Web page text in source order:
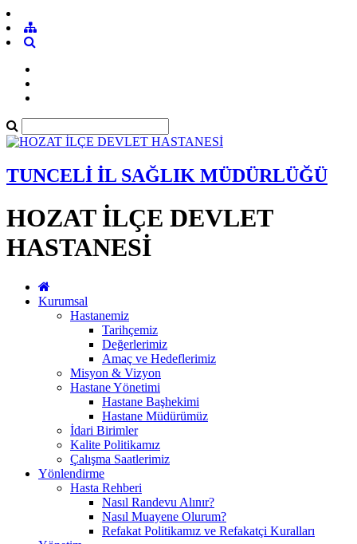
TUNCELİ İL SAĞLIK MÜDÜRLÜĞÜ
HOZAT İLÇE DEVLET
HASTANESİ
Kurumsal
Hastanemiz
Tarihçemiz
Değerlerimiz
Amaç ve Hedeflerimiz
Misyon & Vizyon
Hastane Yönetimi
Hastane Başhekimi
Hastane Müdürümüz
İdari Birimler
Kalite Politikamız
Çalışma Saatlerimiz
Yönlendirme
Hasta Rehberi
Nasıl Randevu Alınır?
Nasıl Muayene Olurum?
Refakat Politikamız ve Refakatçi Kuralları